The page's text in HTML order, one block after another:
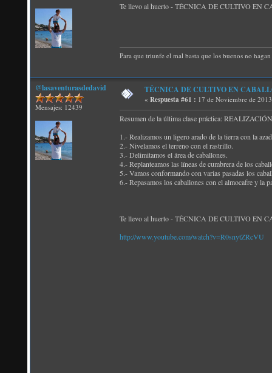
Te llevo al huerto - TÉCNICA DE CULTIVO EN
Para que triunfe el mal basta que los buenos no
@lasaventurasdedavid
Mensajes: 12439
TÉCNICA DE CULTIVO EN
« Respuesta #61 : 17 de Noviembre de
Resumen de la última clase práctica:
1.- Realizamos un ligero arado de la tierra con la
2.- Nivelamos el terreno con el rastrillo.
3.- Delimitamos el área de caballones.
4.- Replanteamos las líneas de cumbrera de los
5.- Vamos conformando con varias pasadas los
6.- Repasamos los caballones con el almocafre y la
Te llevo al huerto - TÉCNICA DE CULTIVO EN
http://www.youtube.com/watch?v=R0snytZRcVU